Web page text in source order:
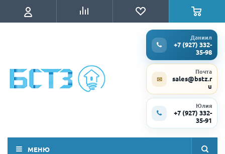
Даниил
+7 (927) 332-
35-98
✉
Почта
sales@bstz.r
u
Юлия
+7 (927) 332-
35-91
МЕНЮ